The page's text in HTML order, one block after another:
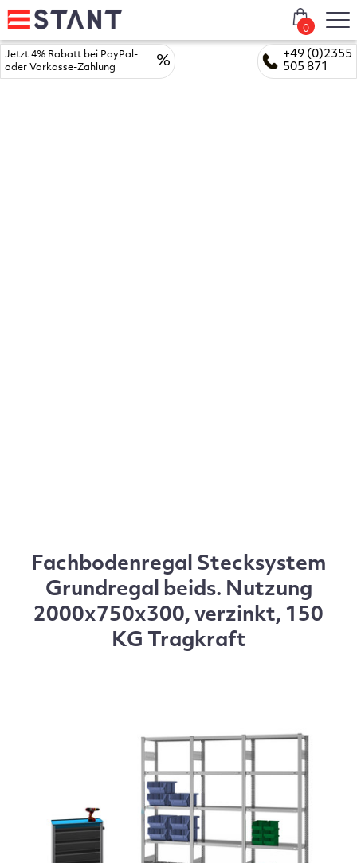
+49 (0)2355
505 871
Jetzt 4% Rabatt bei PayPal-
oder Vorkasse-Zahlung
%
0
Fachbodenregal Stecksystem
Grundregal beids. Nutzung
2000x750x300, verzinkt, 150
KG Tragkraft